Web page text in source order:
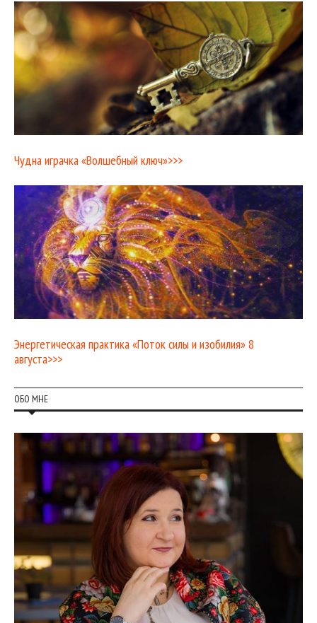
Чудна играчка «Волшебный ключ»>>>
Энергетическая практика «Поток силы и изобилия» 8
августа>>>
ОБО МНЕ